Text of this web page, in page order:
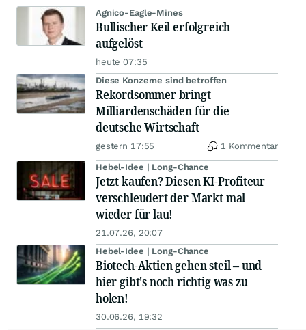
Agnico-Eagle-Mines
Bullischer Keil erfolgreich
aufgelöst
heute 07:35
Diese Konzerne sind betroffen
Rekordsommer bringt
Milliardenschäden für die
deutsche Wirtschaft
gestern 17:55 1 Kommentar
Hebel-Idee | Long-Chance
Jetzt kaufen? Diesen KI-Profiteur
verschleudert der Markt mal
wieder für lau!
21.07.26, 20:07
Hebel-Idee | Long-Chance
Biotech-Aktien gehen steil – und
hier gibt's noch richtig was zu
holen!
30.06.26, 19:32